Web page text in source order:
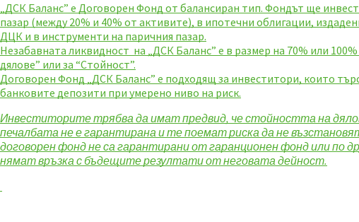
„ДСК Баланс” е Договорен Фонд от балансиран тип. Фондът ще
пазар (между 20% и 40% от активите), в ипотечни облигации,
ДЦК и в инструменти на паричния пазар.
Незабавната ликвидност на „ДСК Баланс” е в размер на 70% или
дялове” или за “Стойност”.
Договорен Фонд „ДСК Баланс” е подходящ за инвеститори, които
банковите депозити при умерено ниво на риск.
Инвеститорите трябва да имат предвид, че стойността на
печалбата не е гарантирана и те поемат риска да не
договорен фонд не са гарантирани от гаранционен фонд или по
нямат връзка с бъдещите резултати от неговата дейност.